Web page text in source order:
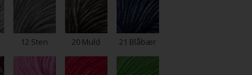
12 Sten 20 Muld 21 Blåbær